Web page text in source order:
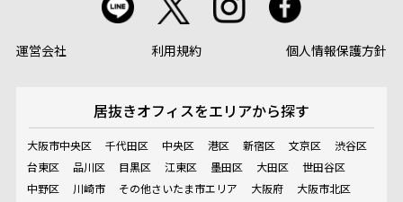
運営会社 利用規約 個人情報保護方針
居抜きオフィスをエリアから探す
大阪市中央区 千代田区 中央区 港区 新宿区 文京区
渋谷区
台東区
品川区 目黒区 江東区 墨田区 大田区
世田谷区
中野区
川崎市 その他さいたま市エリア 大阪府
大阪市北区